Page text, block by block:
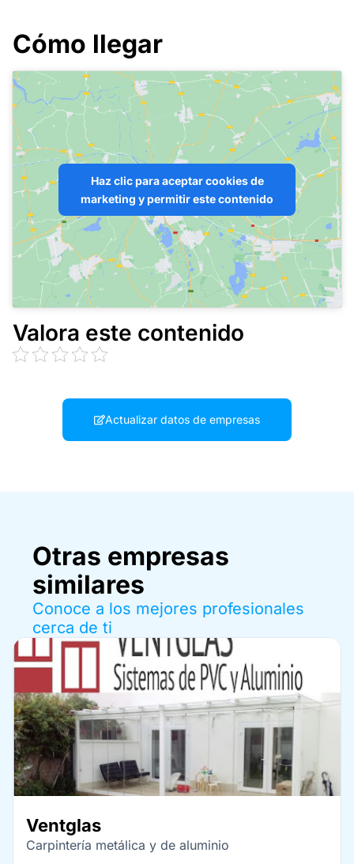
Cómo llegar
Haz clic para aceptar cookies de
marketing y permitir este contenido
Valora este contenido
Actualizar datos de empresas
Otras empresas
similares
Conoce a los mejores profesionales
cerca de ti
Ventglas
Carpintería metálica y de aluminio